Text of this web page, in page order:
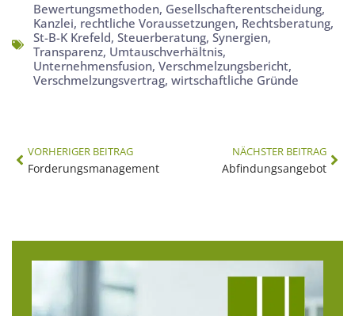
Bewertungsmethoden, Gesellschafterentscheidung,
Kanzlei, rechtliche Voraussetzungen, Rechtsberatung,
St-B-K Krefeld, Steuerberatung, Synergien,
Transparenz, Umtauschverhältnis,
Unternehmensfusion, Verschmelzungsbericht,
Verschmelzungsvertrag, wirtschaftliche Gründe
VORHERIGER BEITRAG
Forderungsmanagement
NÄCHSTER BEITRAG
Abfindungsangebot